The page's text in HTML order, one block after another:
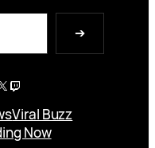
➔
Twitch
Viral Buzz
Now